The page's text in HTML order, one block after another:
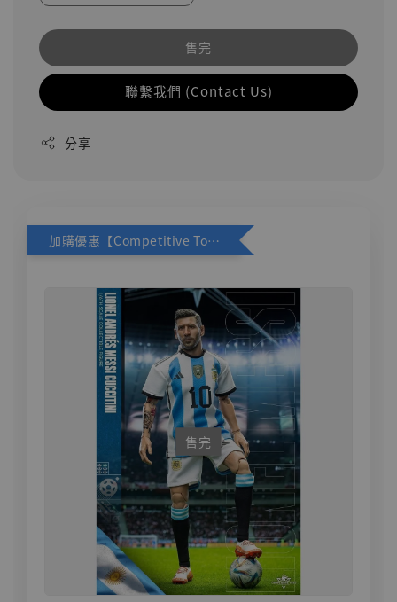
售完
聯繫我們 (Contact Us)
分享
加購優惠【Competitive Toys 梅西 [CM001]】
售完